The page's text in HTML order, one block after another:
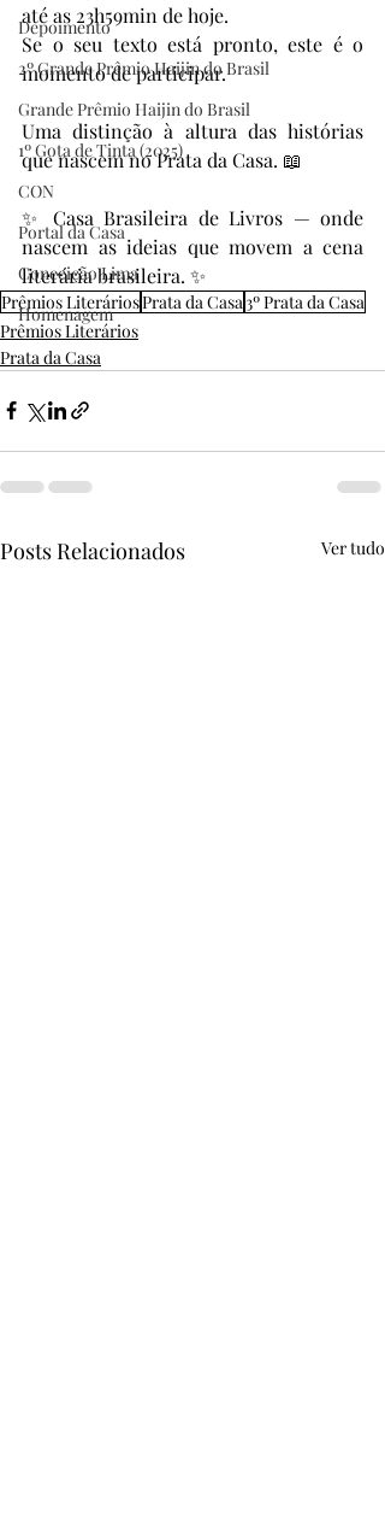
Depoimento
2º Grande Prêmio Haijin do Brasil
Grande Prêmio Haijin do Brasil
1º Gota de Tinta (2025)
CON
Portal da Casa
Conceição Lima
Homenagem
até as 23h59min de hoje.
Se o seu texto está pronto, este é o
momento de participar.
Uma distinção à altura das histórias
que nascem no Prata da Casa. 📖
✨ Casa Brasileira de Livros — onde
nascem as ideias que movem a cena
literária brasileira. ✨
Prêmios LiteráriosPrata da Casa3º Prata da Casa
Prêmios Literários
Prata da Casa
Posts Relacionados Ver tudo